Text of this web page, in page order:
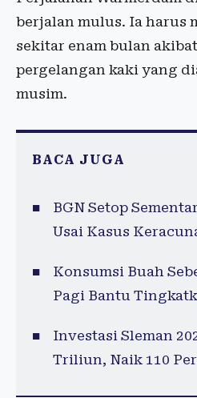
berjalan mulus. Ia harus
sekitar enam bulan
pergelangan kaki yang
musim.
BACA JUGA
BGN Setop
Usai Kasus
Konsumsi Buah
Pagi Bantu
Investasi Sleman
Triliun, Naik 110